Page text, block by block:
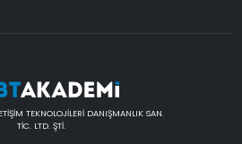
TEKNOLOJİLERİ DANIŞMANLIK SAN.
TİC. LTD. ŞTİ.